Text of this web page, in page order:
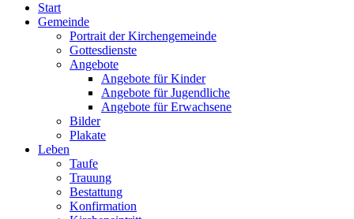
Start
Gemeinde
Portrait der Kirchengemeinde
Gottesdienste
Angebote
Angebote für Kinder
Angebote für Jugendliche
Angebote für Erwachsene
Bilder
Plakate
Leben
Taufe
Trauung
Bestattung
Konfirmation